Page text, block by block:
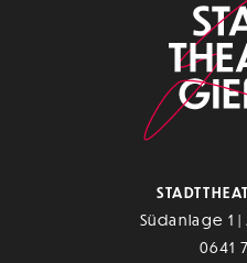
Südanlage 1
0641